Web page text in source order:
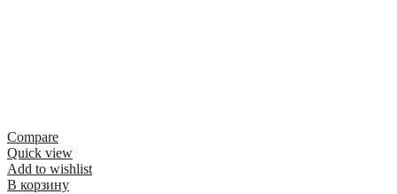
Compare
Quick view
Add to wishlist
В корзину